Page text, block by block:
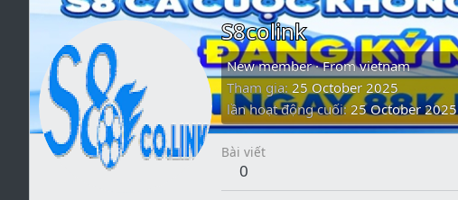
S8colink
New member ·Fromvietnam
Tham gia 25 October 2025
lần hoạt động cuối 25 October 2025
Bài viết
0